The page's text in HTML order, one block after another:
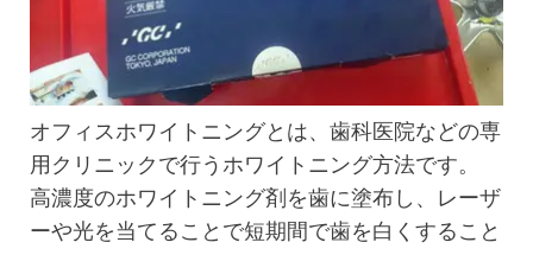
オフィスホワイトニングとは、歯科医院などの専
用クリニックで行うホワイトニング方法です。
高濃度のホワイトニング剤を歯に塗布し、レーザ
ーや光を当てることで短期間で歯を白くすること